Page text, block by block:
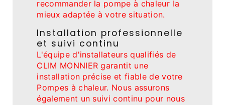
recommander la pompe à chaleur la
mieux adaptée à votre situation.
Installation professionnelle
et suivi continu
L'équipe d'installateurs qualifiés de
CLIM MONNIER garantit une
installation précise et fiable de votre
Pompes à chaleur. Nous assurons
également un suivi continu pour nous